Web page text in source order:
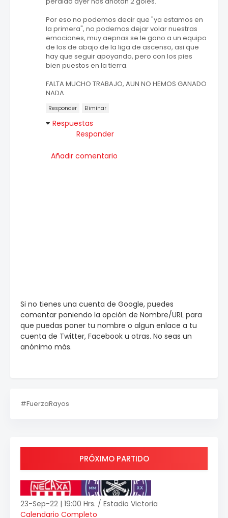
Por eso no podemos decir que "ya estamos en
la primera", no podemos dejar volar nuestras
emociones, muy aepnas se le gano a un equipo
de los de abajo de la liga de ascenso, asi que
hay que seguir apoyando, pero con los pies
bien puestos en la tierra.
FALTA MUCHO TRABAJO, AUN NO HEMOS GANADO
NADA.
Responder Eliminar
Respuestas
Responder
Añadir comentario
Si no tienes una cuenta de Google, puedes
comentar poniendo la opción de Nombre/URL para
que puedas poner tu nombre o algun enlace a tu
cuenta de Twitter, Facebook u otras. No seas un
anónimo más.
#FuerzaRayos
PRÓXIMO PARTIDO
23-Sep-22 | 19:00 Hrs. / Estadio Victoria
Calendario Completo